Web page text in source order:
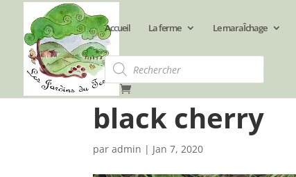
Accueil La ferme Le maraÎchage
Recherche
de
produits
black cherry
paradmin | Jan 7, 2020